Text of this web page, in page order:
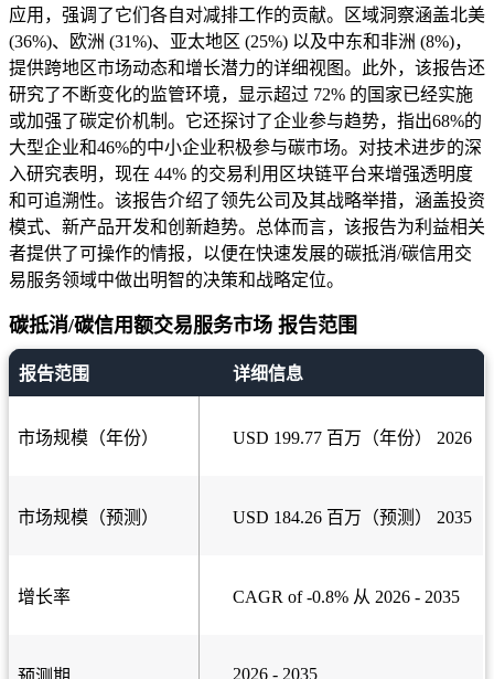
应用，强调了它们各自对减排工作的贡献。区域洞察涵盖北美
(36%)、欧洲 (31%)、亚太地区 (25%) 以及中东和非洲 (8%)，
提供跨地区市场动态和增长潜力的详细视图。此外，该报告还
研究了不断变化的监管环境，显示超过 72% 的国家已经实施
或加强了碳定价机制。它还探讨了企业参与趋势，指出68%的
大型企业和46%的中小企业积极参与碳市场。对技术进步的深
入研究表明，现在 44% 的交易利用区块链平台来增强透明度
和可追溯性。该报告介绍了领先公司及其战略举措，涵盖投资
模式、新产品开发和创新趋势。总体而言，该报告为利益相关
者提供了可操作的情报，以便在快速发展的碳抵消/碳信用交
易服务领域中做出明智的决策和战略定位。
碳抵消/碳信用额交易服务市场 报告范围
报告范围 详细信息
市场规模（年份） USD 199.77 百万（年份） 2026
市场规模（预测） USD 184.26 百万（预测） 2035
增长率 CAGR of -0.8% 从 2026 - 2035
2026 - 2035